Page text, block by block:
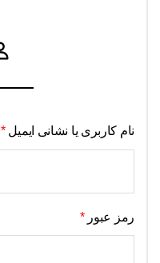
نام کاربری یا نشانی ایمیل*
رمز عبور*